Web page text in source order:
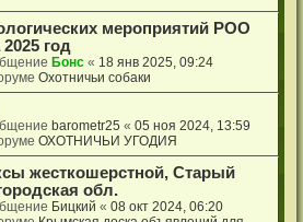
мероприятий РОО
год
Бонс « 18 янв 2025, 09:24
Охотничьи собаки
barometr25 «05 ноя 2024, 13:59
ОХОТНИЧЬИ УГОДИЯ
жесткошерстной, Старый
обл.
Бицкий «08 окт 2024, 06:20